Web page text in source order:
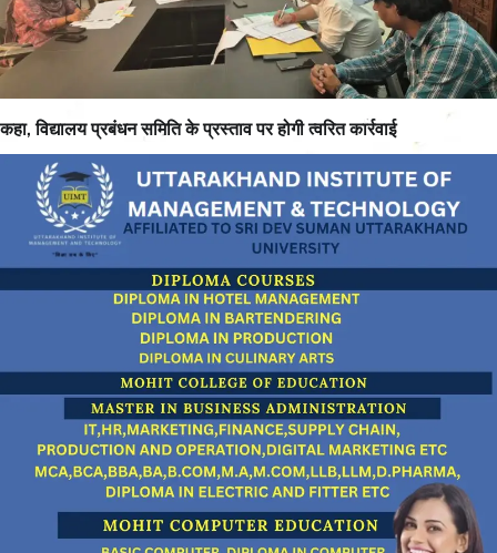
कहा, विद्यालय प्रबंधन समिति के प्रस्ताव पर होगी त्वरित कार्रवाई